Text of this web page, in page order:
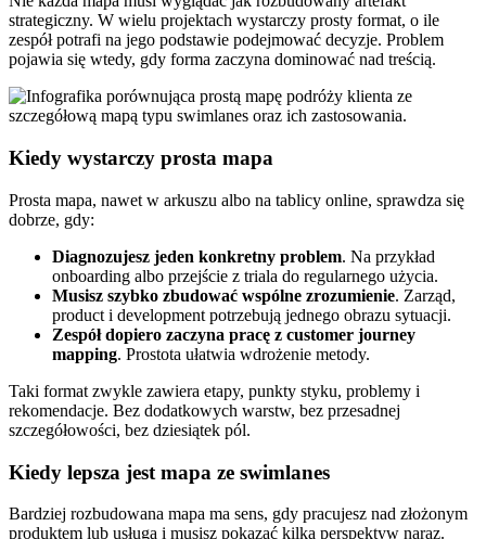
strategiczny. W wielu projektach wystarczy prosty format, o ile
zespół potrafi na jego podstawie podejmować decyzje. Problem
pojawia się wtedy, gdy forma zaczyna dominować nad treścią.
Kiedy wystarczy prosta mapa
Prosta mapa, nawet w arkuszu albo na tablicy online, sprawdza się
dobrze, gdy:
Diagnozujesz jeden konkretny problem. Na przykład
onboarding albo przejście z triala do regularnego użycia.
Musisz szybko zbudować wspólne zrozumienie. Zarząd,
product i development potrzebują jednego obrazu sytuacji.
Zespół dopiero zaczyna pracę z customer journey
mapping. Prostota ułatwia wdrożenie metody.
Taki format zwykle zawiera etapy, punkty styku, problemy i
rekomendacje. Bez dodatkowych warstw, bez przesadnej
szczegółowości, bez dziesiątek pól.
Kiedy lepsza jest mapa ze swimlanes
Bardziej rozbudowana mapa ma sens, gdy pracujesz nad złożonym
produktem lub usługą i musisz pokazać kilka perspektyw naraz.